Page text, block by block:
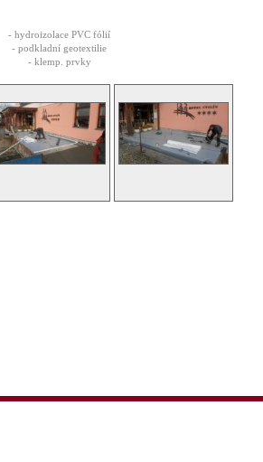
- hydroizolace PVC fólií
- podkladní geotextilie
- klemp. prvky